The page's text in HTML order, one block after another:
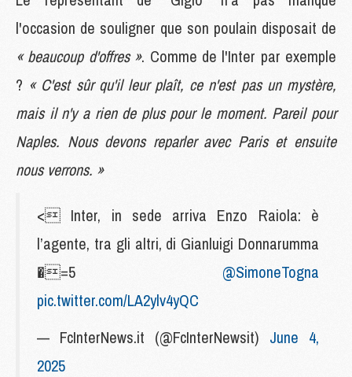
l'occasion de souligner que son poulain disposait de
« beaucoup d'offres ». Comme de l'Inter par exemple
? « C'est sûr qu'il leur plaît, ce n'est pas un mystère,
mais il n'y a rien de plus pour le moment. Pareil pour
Naples. Nous devons reparler avec Paris et ensuite
nous verrons. »
< Inter, in sede arriva Enzo Raiola: è
l’agente, tra gli altri, di Gianluigi Donnarumma
�=5 @SimoneTogna
pic.twitter.com/LA2ylv4yQC
— FcInterNews.it (@FcInterNewsit) June 4,
2025